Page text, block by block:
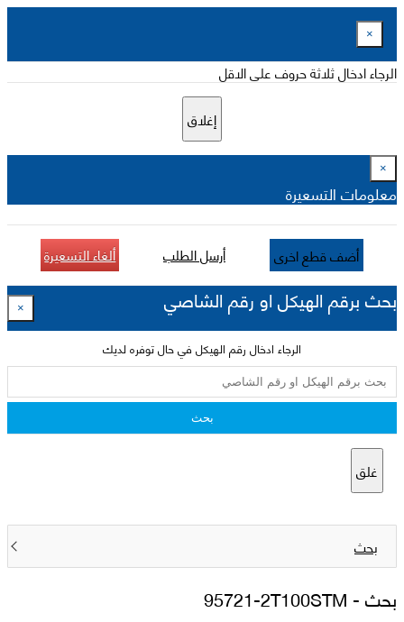
×
الرجاء ادخال ثلاثة حروف على الاقل
إغلاق
×
معلومات التسعيرة
أضف قطع اخرى أرسل الطلب ألغاء التسعيرة
بحث برقم الهيكل او رقم الشاصي ×
الرجاء ادخال رقم الهيكل في حال توفره لديك
بحث
غلق
بحث
بحث - 95721-2T100STM